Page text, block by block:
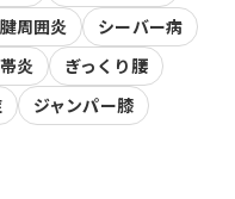
周囲炎
シーバー病
炎
ぎっくり腰
ジャンパー膝